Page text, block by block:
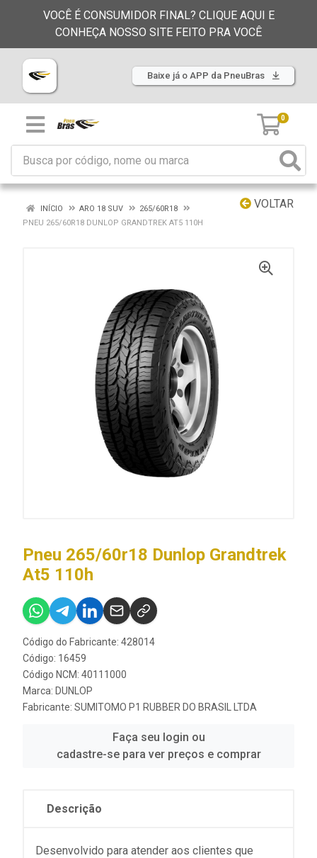
VOCÊ É CONSUMIDOR FINAL? CLIQUE AQUI E
CONHEÇA NOSSO SITE FEITO PRA VOCÊ
Baixe já o APP da PneuBras
0
VOLTAR
INÍCIO ARO 18 SUV
265/60R18
PNEU 265/60R18 DUNLOP GRANDTREK AT5 110H
Pneu 265/60r18 Dunlop Grandtrek
At5 110h
Código do Fabricante: 428014
Código: 16459
Código NCM: 40111000
Marca: DUNLOP
Fabricante: SUMITOMO P1 RUBBER DO BRASIL LTDA
Faça seu login ou
cadastre-se para ver preços e comprar
Descrição
Desenvolvido para atender aos clientes que